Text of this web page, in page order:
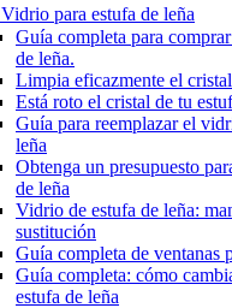
Vidrio para estufa de leña
Guía completa para
de leña.
Limpia eficazmente el
Está roto el cristal de tu
Guía para reemplazar el
leña
Obtenga un presupuesto
de leña
Vidrio de estufa de leña:
sustitución
Guía completa de ventanas
Guía completa: cómo
estufa de leña